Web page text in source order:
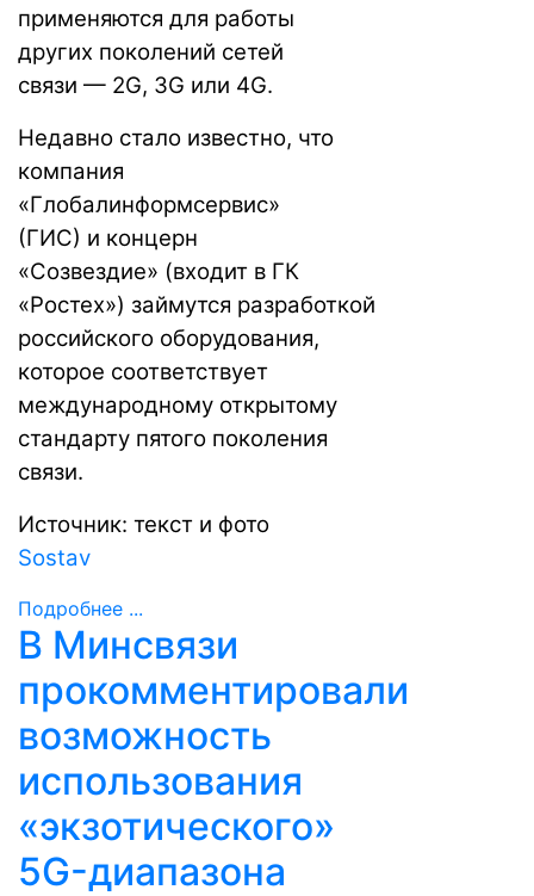
применяются для работы
других поколений сетей
связи — 2G, 3G или 4G.
Недавно стало известно, что
компания
«Глобалинформсервис»
(ГИС) и концерн
«Созвездие» (входит в ГК
«Ростех») займутся разработкой
российского оборудования,
которое соответствует
международному открытому
стандарту пятого поколения
связи.
Источник: текст и фото
Sostav
Подробнее ...
В Минсвязи
прокомментировали
возможность
использования
«экзотического»
5G-диапазона